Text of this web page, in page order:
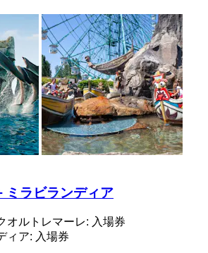
ミラビランディア
オルトレマーレ: 入場券
ィア: 入場券